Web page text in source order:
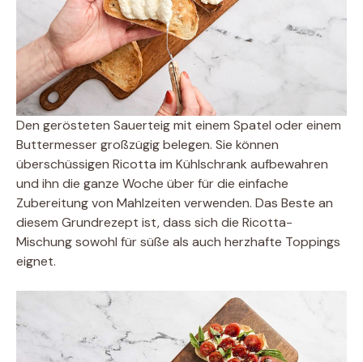
Den gerösteten Sauerteig mit einem Spatel oder einem
Buttermesser großzügig belegen. Sie können
überschüssigen Ricotta im Kühlschrank aufbewahren
und ihn die ganze Woche über für die einfache
Zubereitung von Mahlzeiten verwenden. Das Beste an
diesem Grundrezept ist, dass sich die Ricotta-
Mischung sowohl für süße als auch herzhafte Toppings
eignet.